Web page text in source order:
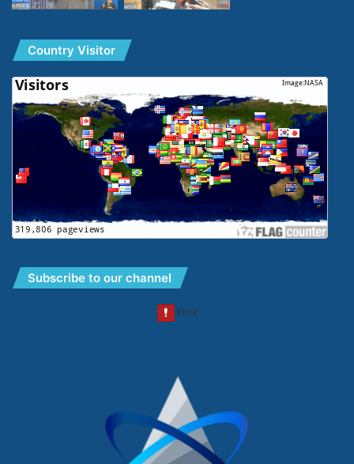
Country Visitor
Subscribe to our channel